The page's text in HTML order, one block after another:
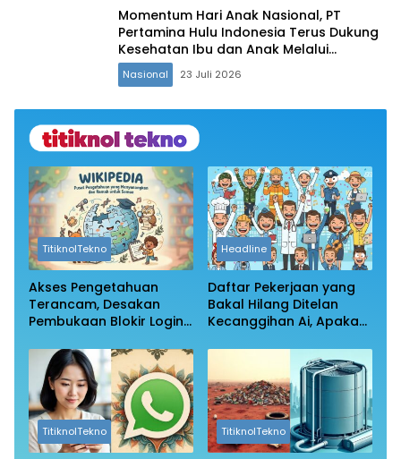
Momentum Hari Anak Nasional, PT
Pertamina Hulu Indonesia Terus Dukung
Kesehatan Ibu dan Anak Melalui
Beragam Program CSR di Wilayah
Kalimantan
Nasional 23 Juli 2026
TitiknolTekno
Akses Pengetahuan
Terancam, Desakan
Pembukaan Blokir Login
Headline
Daftar Pekerjaan yang
Bakal Hilang Ditelan
Kecanggihan Ai, Apakah
Aman?
TitiknolTekno TitiknolTekno